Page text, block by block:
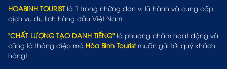
HOABINH TOURIST là 1 trong những đơn vị lữ hành và cung cấp
dịch vụ du lịch hàng đầu Việt Nam
"CHẤT LƯỢNG TẠO DANH TIẾNG" là phương châm hoạt động và
cũng là thông điệp mà Hòa Bình Touristmuốn gửi tới quý khách
hàng!